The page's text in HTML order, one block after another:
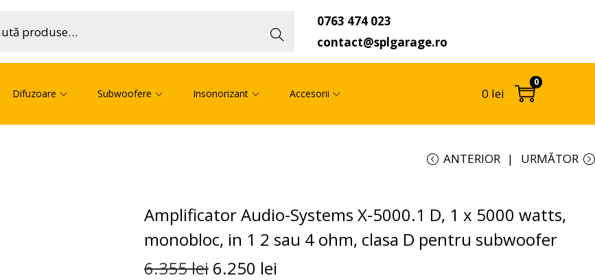
ă
0763 474 023
contact@splgarage.ro
Difuzoare Subwoofere Insonorizant Accesorii 0 lei
0
ANTERIOR URMĂTOR
Amplificator Audio-Systems X-5000.1 D, 1 x 5000 watts,
monobloc, in 1 2 sau 4 ohm, clasa D pentru subwoofer
6.355lei 6.250 lei